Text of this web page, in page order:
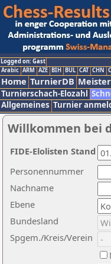
Logged on: Gast
Arabic ARM AZE BIH BUL CAT CHN
Home TurnierDB
Turnierschach-Elozahl
Allgemeines Turnier
Willkommen bei
Nachname
Ebene
Personennummer
Bundesland
Spgem./Kreis/Verein
FIDE-Elolisten Stand